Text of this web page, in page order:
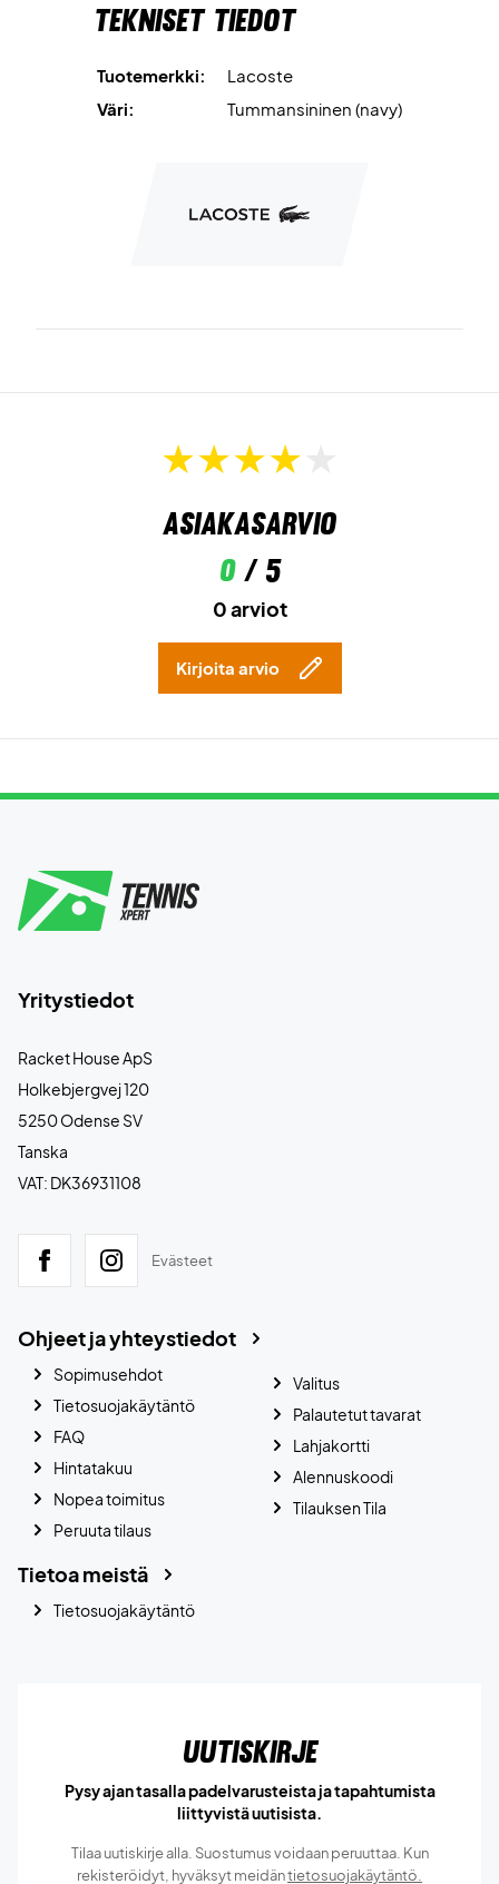
Tekniset tiedot
Tuotemerkki:
Lacoste
Väri:
Tummansininen (navy)
Asiakasarvio
0/ 5
0 arviot
Kirjoita arvio
Yritystiedot
Racket House ApS
Holkebjergvej 120
5250 Odense SV
Tanska
VAT: DK36931108
Evästeet
Ohjeet ja yhteystiedot
Sopimusehdot
Tietosuojakäytäntö
FAQ
Hintatakuu
Nopea toimitus
Peruuta tilaus
Valitus
Palautetut tavarat
Lahjakortti
Alennuskoodi
Tilauksen Tila
Tietoa meistä
Tietosuojakäytäntö
Uutiskirje
Pysy ajan tasalla padelvarusteista ja tapahtumista
liittyvistä uutisista.
Tilaa uutiskirje alla. Suostumus voidaan peruuttaa. Kun
rekisteröidyt, hyväksyt meidäntietosuojakäytäntö.